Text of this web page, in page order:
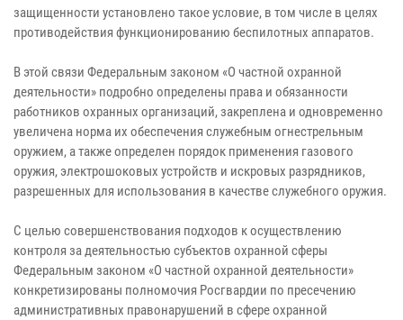
защищенности установлено такое условие, в том числе в целях
противодействия функционированию беспилотных аппаратов.
В этой связи Федеральным законом «О частной охранной
деятельности» подробно определены права и обязанности
работников охранных организаций, закреплена и одновременно
увеличена норма их обеспечения служебным огнестрельным
оружием, а также определен порядок применения газового
оружия, электрошоковых устройств и искровых разрядников,
разрешенных для использования в качестве служебного оружия.
С целью совершенствования подходов к осуществлению
контроля за деятельностью субъектов охранной сферы
Федеральным законом «О частной охранной деятельности»
конкретизированы полномочия Росгвардии по пресечению
административных правонарушений в сфере охранной